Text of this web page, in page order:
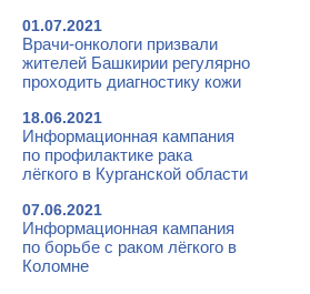
01.07.2021
Врачи-онкологи призвали
жителей Башкирии регулярно
проходить диагностику кожи
18.06.2021
Информационная кампания
по профилактике рака
лёгкого в Курганской области
07.06.2021
Информационная кампания
по борьбе с раком лёгкого в
Коломне